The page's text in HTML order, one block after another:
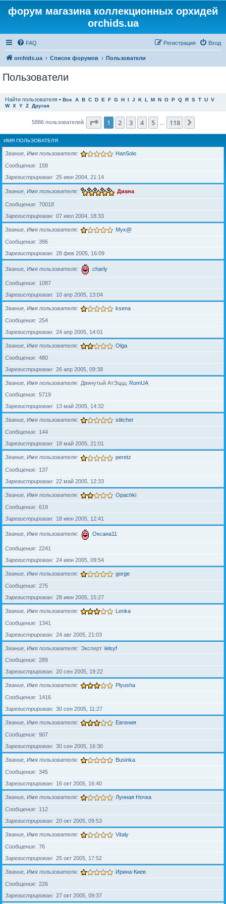
форум магазина коллекционных орхидей
orchids.ua
FAQ Вход
Регистрация
orchids.ua Список форумов Пользователи
Пользователи
Найти пользователя • Все A B C D E F G H I J K L M N O P Q R S T U V
W X Y Z Другая
5886 пользователей Страница из 118
1 2 3 4 5 118
ИМЯ ПОЛЬЗОВАТЕЛЯ
Звание, Имя пользователя HanSolo
Сообщения
158
Зарегистрирован
25 июн 2004, 21:14
Звание, Имя пользователя Диана
Сообщения
70018
Зарегистрирован
07 июл 2004, 18:33
Звание, Имя пользователя Myx@
Сообщения
396
Зарегистрирован
28 фев 2005, 16:09
Звание, Имя пользователя charly
Сообщения
1087
Зарегистрирован
10 апр 2005, 13:04
Звание, Имя пользователя ksena
Сообщения
254
Зарегистрирован
24 апр 2005, 14:01
Звание, Имя пользователя Olga
Сообщения
480
Зарегистрирован
26 апр 2005, 09:38
Звание, Имя пользователя Двинутый АтЭццц RomUA
Сообщения
5719
Зарегистрирован
13 май 2005, 14:32
Звание, Имя пользователя stitcher
Сообщения
144
Зарегистрирован
18 май 2005, 21:01
Звание, Имя пользователя peretz
Сообщения
137
Зарегистрирован
22 май 2005, 12:33
Звание, Имя пользователя Opachki
Сообщения
619
Зарегистрирован
18 июн 2005, 12:41
Звание, Имя пользователя Оксана11
Сообщения
2241
Зарегистрирован
24 июн 2005, 09:54
Звание, Имя пользователя gorge
Сообщения
275
Зарегистрирован
28 июн 2005, 15:27
Звание, Имя пользователя Lenka
Сообщения
1341
Зарегистрирован
24 авг 2005, 21:03
Звание, Имя пользователя Эксперт lelsyf
Сообщения
289
Зарегистрирован
20 сен 2005, 19:22
Звание, Имя пользователя Plyusha
Сообщения
1416
Зарегистрирован
30 сен 2005, 11:27
Звание, Имя пользователя Евгения
Сообщения
907
Зарегистрирован
30 сен 2005, 16:30
Звание, Имя пользователя Businka
Сообщения
345
Зарегистрирован
16 окт 2005, 16:40
Звание, Имя пользователя Лунная Ночка
Сообщения
112
Зарегистрирован
20 окт 2005, 09:53
Звание, Имя пользователя Vitaly
Сообщения
76
Зарегистрирован
25 окт 2005, 17:52
Звание, Имя пользователя Ирина-Киев
Сообщения
226
Зарегистрирован
27 окт 2005, 09:37